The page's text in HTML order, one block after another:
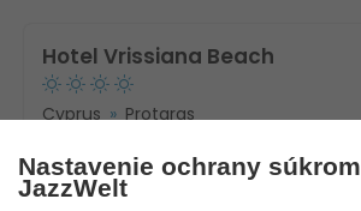
Hotel Vrissiana Beach
Cyprus Protaras
Nastavenie ochrany
JazzWelt